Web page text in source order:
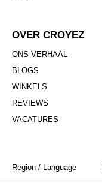
OVER CROYEZ
ONS VERHAAL
BLOGS
WINKELS
REVIEWS
VACATURES
Region / Language